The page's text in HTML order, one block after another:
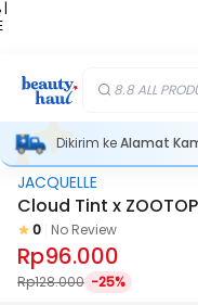
|
8.8 ALL
Dikirim keAlamat
JACQUELLE
Cloud Tint x
0 No Review
Rp96.000
Rp128.000 -25%